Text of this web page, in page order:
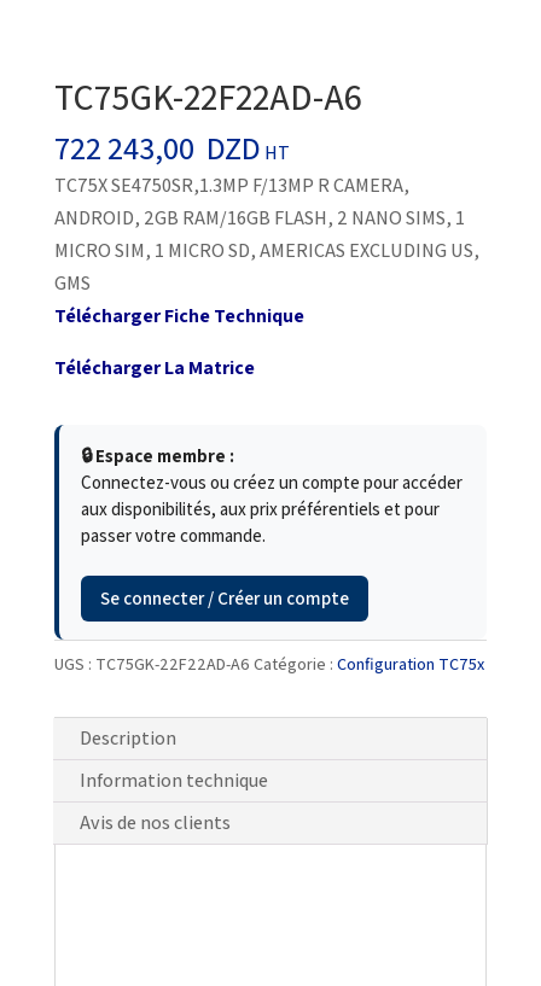
TC75GK-22F22AD-A6
722 243,00 DZD HT
TC75X SE4750SR,1.3MP F/13MP R CAMERA,
ANDROID, 2GB RAM/16GB FLASH, 2 NANO SIMS, 1
MICRO SIM, 1 MICRO SD, AMERICAS EXCLUDING US,
GMS
Télécharger Fiche Technique
Télécharger La Matrice
🔒 Espace membre :
Connectez-vous ou créez un compte pour accéder
aux disponibilités, aux prix préférentiels et pour
passer votre commande.
Se connecter / Créer un compte
UGS : TC75GK-22F22AD-A6 Catégorie : Configuration TC75x
Description
Information technique
Avis de nos clients